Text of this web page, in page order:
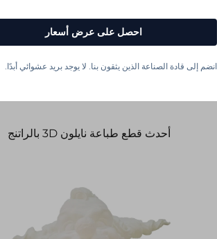
أحدث قطع طباعة نايلون 3D بالراتنج
احصل على عرض أسعار
انضم إلى قادة الصناعة الذين يثقون بنا. لا يوجد بريد عشوائي أبدًا.